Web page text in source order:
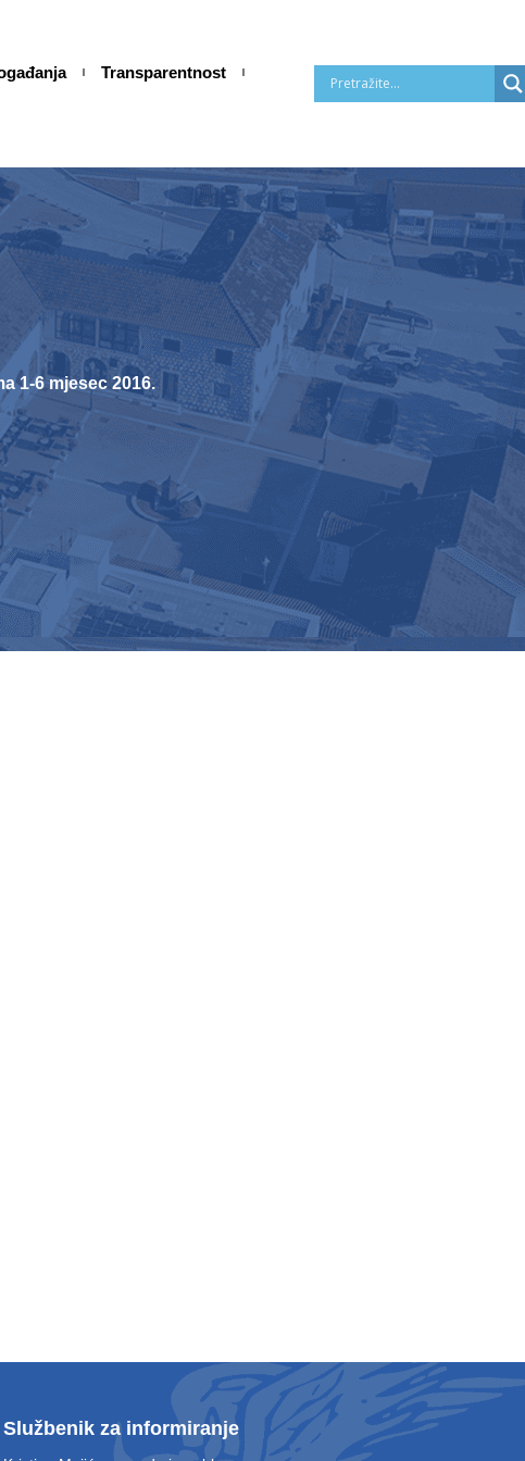
Transparentnost
1-6 mjesec 2016.
Službenik za informiranje